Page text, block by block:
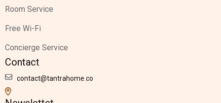
Room Service
Free Wi-Fi
Concierge Service
Contact
contact@tantrahome.co